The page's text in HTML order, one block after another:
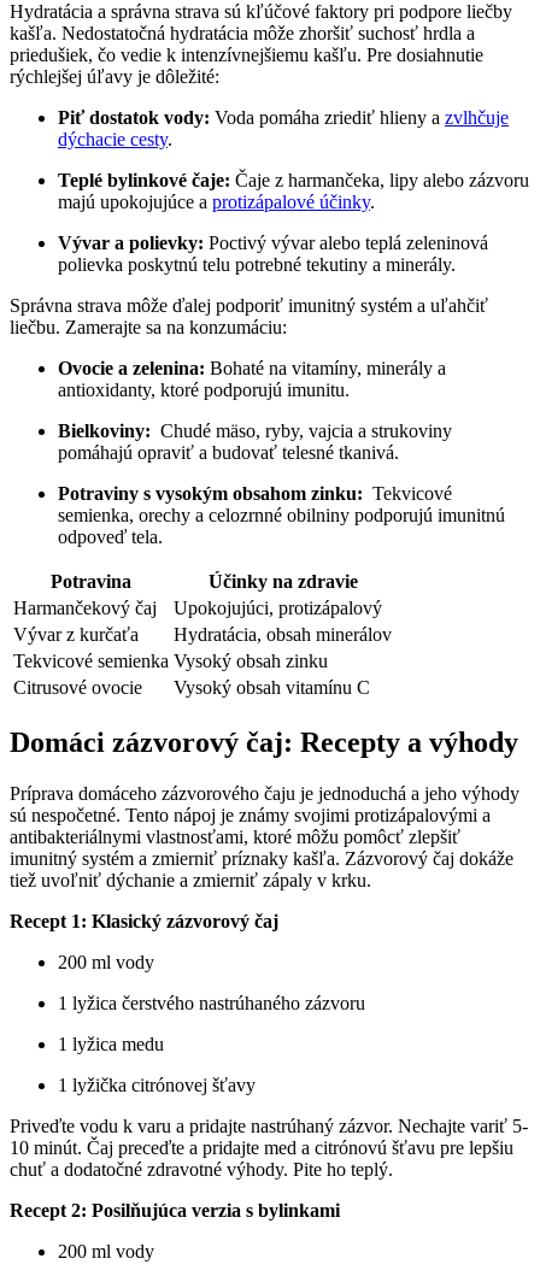
Hydratácia a správna strava sú​ kľúčové faktory pri podpore liečby
kašľa. Nedostatočná hydratácia môže zhoršiť ‌suchosť hrdla a
priedušiek, čo ‍vedie k ‌intenzívnejšiemu kašľu. Pre dosiahnutie
rýchlejšej úľavy ‌je dôležité:
Piť⁢ dostatok⁣ vody: Voda pomáha⁣ zriediť hlieny⁣ a zvlhčuje
dýchacie cesty.
Teplé bylinkové čaje: Čaje z ⁢harmančeka, lipy alebo‍ zázvoru
majú upokojujúce⁣ a protizápalové účinky.
Vývar ⁣a‍ polievky: Poctivý vývar alebo teplá zeleninová‌
polievka poskytnú telu potrebné​ tekutiny a ​minerály.
Správna strava ‍môže ďalej podporiť imunitný systém a uľahčiť
liečbu. ⁤Zamerajte‍ sa na konzumáciu:
Ovocie a zelenina: Bohaté na vitamíny, ⁤minerály a
antioxidanty, ktoré podporujú imunitu.
Bielkoviny: ⁤ Chudé mäso, ryby, ⁣vajcia a strukoviny
pomáhajú opraviť a ‍budovať telesné tkanivá.
Potraviny s vysokým‍ obsahom‌ zinku: ⁣ Tekvicové
semienka,⁤ orechy a celozrnné obilniny podporujú imunitnú
odpoveď tela.
Potravina
Účinky na zdravie
Harmančekový‌ čaj
Upokojujúci, protizápalový
Vývar z kurčaťa
Hydratácia,‌ obsah minerálov
Tekvicové ‍semienka Vysoký obsah zinku
Citrusové‌ ovocie
Vysoký obsah vitamínu C
Domáci zázvorový ⁢čaj: Recepty a výhody
Príprava ⁤domáceho‍ zázvorového​ čaju je⁤ jednoduchá ​a jeho výhody
sú nespočetné. Tento⁤ nápoj je známy svojimi protizápalovými a
antibakteriálnymi vlastnosťami, ktoré⁢ môžu ‍pomôcť zlepšiť
imunitný systém a ⁣zmierniť ⁤príznaky kašľa.⁣ Zázvorový čaj dokáže
tiež uvoľniť dýchanie a zmierniť zápaly v krku.
Recept 1: Klasický ⁣zázvorový čaj
200 ml vody
1‌ lyžica ⁢čerstvého ⁢nastrúhaného zázvoru
1 lyžica ⁤medu
1 lyžička⁢ citrónovej ‌šťavy
Priveďte vodu k ‌varu a‌ pridajte nastrúhaný ⁤zázvor. Nechajte variť 5-
10 minút. Čaj preceďte a pridajte med a citrónovú ⁣šťavu pre lepšiu
chuť a‍ dodatočné zdravotné výhody. Pite ho teplý.
Recept 2: Posilňujúca verzia s bylinkami
200 ml vody